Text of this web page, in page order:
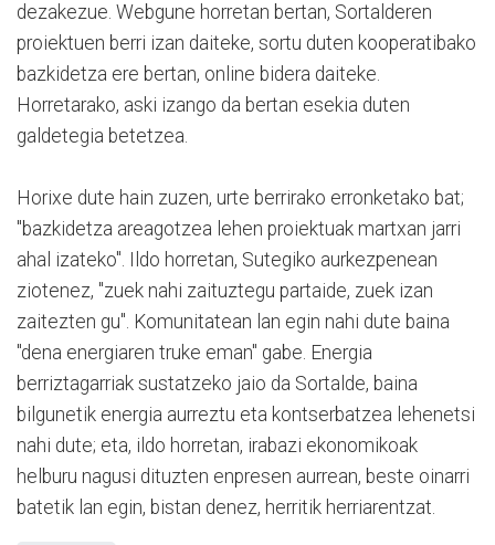
dezakezue. Webgune horretan bertan, Sortalderen
proiektuen berri izan daiteke, sortu duten kooperatibako
bazkidetza ere bertan, online bidera daiteke.
Horretarako, aski izango da bertan esekia duten
galdetegia betetzea.
Horixe dute hain zuzen, urte berrirako erronketako bat;
"bazkidetza areagotzea lehen proiektuak martxan jarri
ahal izateko". Ildo horretan, Sutegiko aurkezpenean
ziotenez, "zuek nahi zaituztegu partaide, zuek izan
zaitezten gu". Komunitatean lan egin nahi dute baina
"dena energiaren truke eman" gabe. Energia
berriztagarriak sustatzeko jaio da Sortalde, baina
bilgunetik energia aurreztu eta kontserbatzea lehenetsi
nahi dute; eta, ildo horretan, irabazi ekonomikoak
helburu nagusi dituzten enpresen aurrean, beste oinarri
batetik lan egin, bistan denez, herritik herriarentzat.